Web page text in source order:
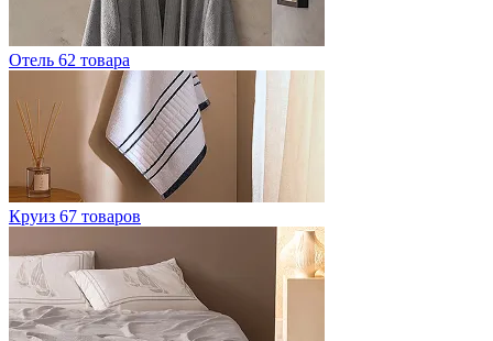
Отель 62 товара
Круиз 67 товаров